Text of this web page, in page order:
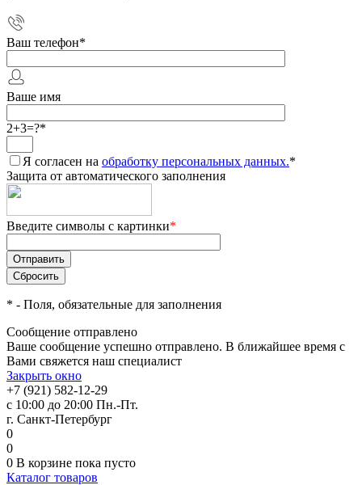
Ваш телефон*
Ваше имя
2+3=?*
Я согласен на обработку персональных данных.*
Защита от автоматического заполнения
Введите символы с картинки*
* - Поля, обязательные для заполнения
Сообщение отправлено
Ваше сообщение успешно отправлено. В ближайшее время с
Вами свяжется наш специалист
Закрыть окно
+7 (921) 582-12-29
с 10:00 до 20:00 Пн.-Пт.
г. Санкт-Петербург
0
0
0 В корзине пока пусто
Каталог товаров